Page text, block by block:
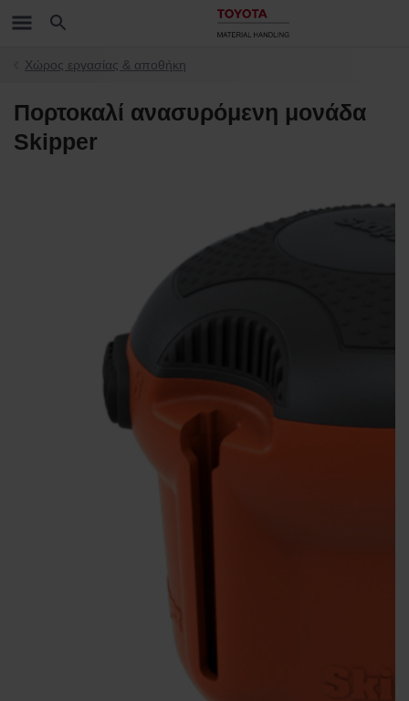
Χώρος εργασίας & αποθήκη
Πορτοκαλί ανασυρόμενη μονάδα
Skipper